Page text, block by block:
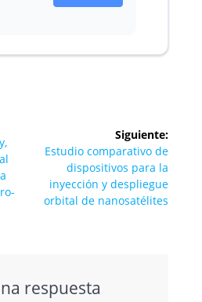
Siguiente:
Siguiente
entrada:
Estudio comparativo de
dispositivos para la
inyección y despliegue
orbital de nanosatélites
respuesta